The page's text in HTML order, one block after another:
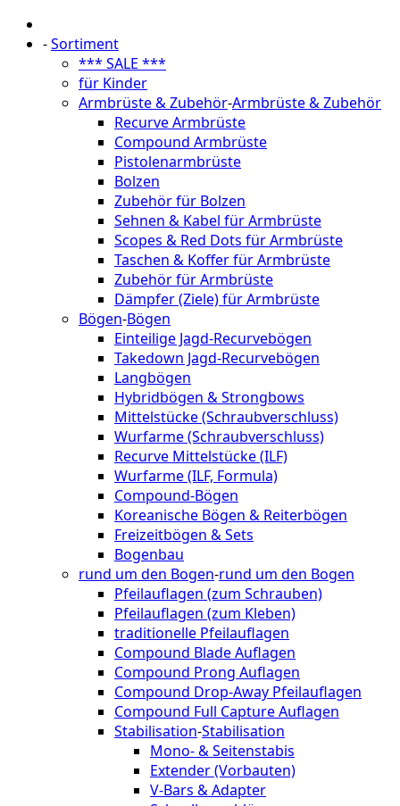
-Sortiment
*** SALE ***
für Kinder
Armbrüste & Zubehör-Armbrüste & Zubehör
Recurve Armbrüste
Compound Armbrüste
Pistolenarmbrüste
Bolzen
Zubehör für Bolzen
Sehnen & Kabel für Armbrüste
Scopes & Red Dots für Armbrüste
Taschen & Koffer für Armbrüste
Zubehör für Armbrüste
Dämpfer (Ziele) für Armbrüste
Bögen-Bögen
Einteilige Jagd-Recurvebögen
Takedown Jagd-Recurvebögen
Langbögen
Hybridbögen & Strongbows
Mittelstücke (Schraubverschluss)
Wurfarme (Schraubverschluss)
Recurve Mittelstücke (ILF)
Wurfarme (ILF, Formula)
Compound-Bögen
Koreanische Bögen & Reiterbögen
Freizeitbögen & Sets
Bogenbau
rund um den Bogen-rund um den Bogen
Pfeilauflagen (zum Schrauben)
Pfeilauflagen (zum Kleben)
traditionelle Pfeilauflagen
Compound Blade Auflagen
Compound Prong Auflagen
Compound Drop-Away Pfeilauflagen
Compound Full Capture Auflagen
Stabilisation-Stabilisation
Mono- & Seitenstabis
Extender (Vorbauten)
V-Bars & Adapter